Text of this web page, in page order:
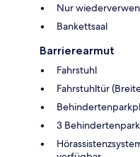
Nur
Bankettsaal
Barrierearmut
Fahrstuhl
Fahrstuhltür
3